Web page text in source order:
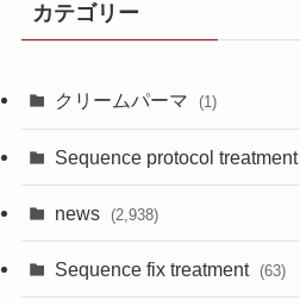
カテゴリー
クリームパーマ (1)
Sequence protocol treatment
news (2,938)
Sequence fix treatment (63)